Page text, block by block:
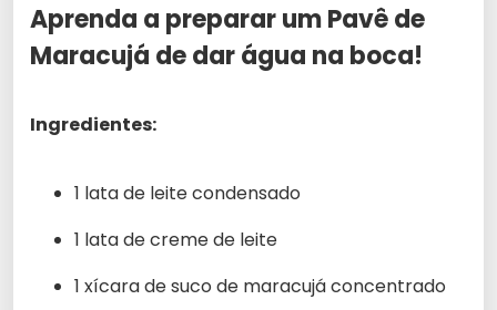
Aprenda a preparar um Pavê de
Maracujá de dar água na boca!
Ingredientes:
1 lata de leite condensado
1 lata de creme de leite
1 xícara de suco de maracujá concentrado